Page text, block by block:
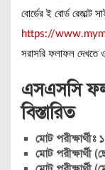
বোর্ডের ই বোর্ড রেজাল্ট
https://
সরাসরি ফলাফল দেখতে
এসএসসি
বিস্তারিত
মোট পরীক্ষার্থীঃ
মোট পরীক্ষার্থী